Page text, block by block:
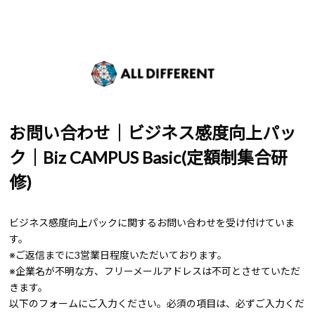
お問い合わせ｜ビジネス感度向上パッ
ク｜Biz CAMPUS Basic(定額制集合研
修)
ビジネス感度向上パックに関するお問い合わせを受け付けていま
す。
※ご返信までに3営業日程度いただいております。
※企業名が不明な方、フリーメールアドレスは不可とさせていただ
きます。
以下のフォームにご入力ください。必須の項目は、必ずご入力くだ